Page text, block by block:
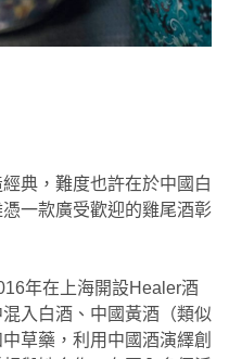
典，難度也許在於中國白
一款廣受歡迎的雞尾酒彰
年在上海開設Healer酒
入白酒、中國黃酒（類似
草藥，利用中國酒演繹創